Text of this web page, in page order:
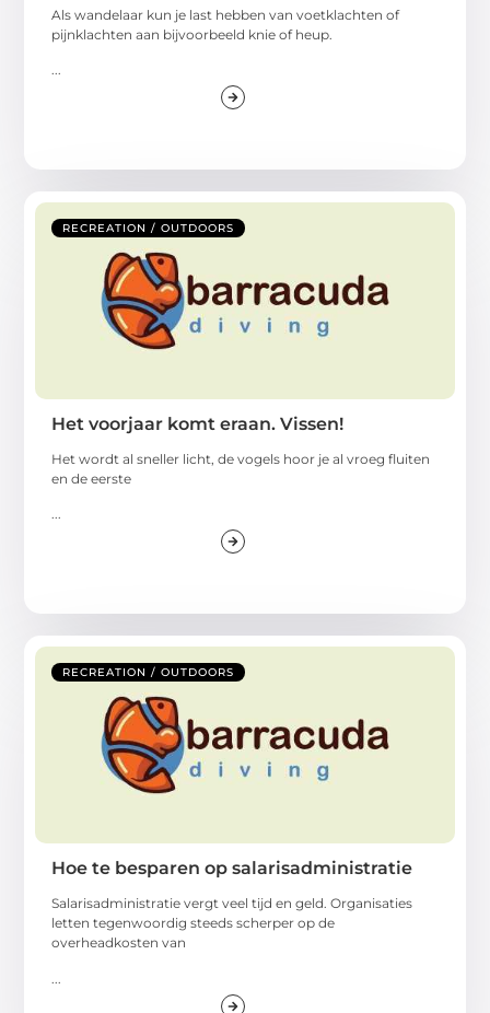
Als wandelaar kun je last hebben van voetklachten of
pijnklachten aan bijvoorbeeld knie of heup.
RECREATION / OUTDOORS
Het voorjaar komt eraan. Vissen!
Het wordt al sneller licht, de vogels hoor je al vroeg fluiten
en de eerste
...
RECREATION / OUTDOORS
Hoe te besparen op salarisadministratie
Salarisadministratie vergt veel tijd en geld. Organisaties
letten tegenwoordig steeds scherper op de
overheadkosten van